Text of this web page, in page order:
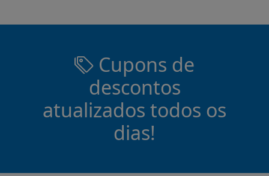
Cupons de
descontos
atualizados todos os
dias!